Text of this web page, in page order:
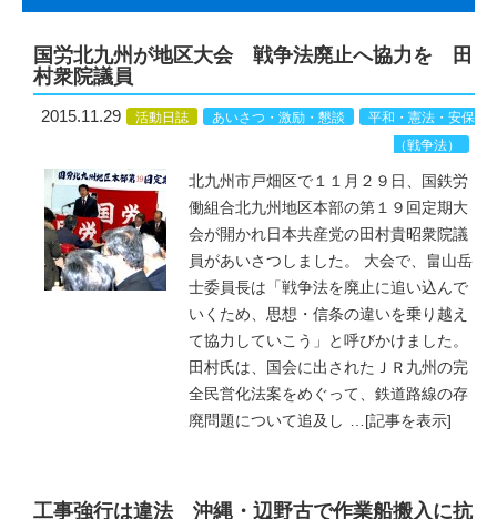
国労北九州が地区大会 戦争法廃止へ協力を 田
村衆院議員
2015.11.29 活動日誌 あいさつ・激励・懇談
平和・憲法・安保
（戦争法）
北九州市戸畑区で１１月２９日、国鉄労
働組合北九州地区本部の第１９回定期大
会が開かれ日本共産党の田村貴昭衆院議
員があいさつしました。 大会で、畠山岳
士委員長は「戦争法を廃止に追い込んで
いくため、思想・信条の違いを乗り越え
て協力していこう」と呼びかけました。
田村氏は、国会に出されたＪＲ九州の完
全民営化法案をめぐって、鉄道路線の存
廃問題について追及し … [記事を表示]
工事強行は違法 沖縄・辺野古で作業船搬入に抗